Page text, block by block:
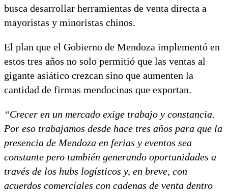
busca desarrollar herramientas de venta directa a
mayoristas y minoristas chinos.
El plan que el Gobierno de Mendoza implementó en
estos tres años no solo permitió que las ventas al
gigante asiático crezcan sino que aumenten la
cantidad de firmas mendocinas que exportan.
“Crecer en un mercado exige trabajo y constancia.
Por eso trabajamos desde hace tres años para que la
presencia de Mendoza en ferias y eventos sea
constante pero también generando oportunidades a
través de los hubs logísticos y, en breve, con
acuerdos comerciales con cadenas de venta dentro